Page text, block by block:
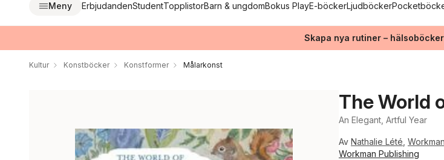
Meny ErbjudandenStudentTopplistorBarn & ungdomBokus PlayE-böckerLjudböcker
Skapa nya rutiner –
Kultur Konstböcker Konstformer Målarkonst
The World
An Elegant, Artful Year
Av Nathalie Lété
Workman Publishing